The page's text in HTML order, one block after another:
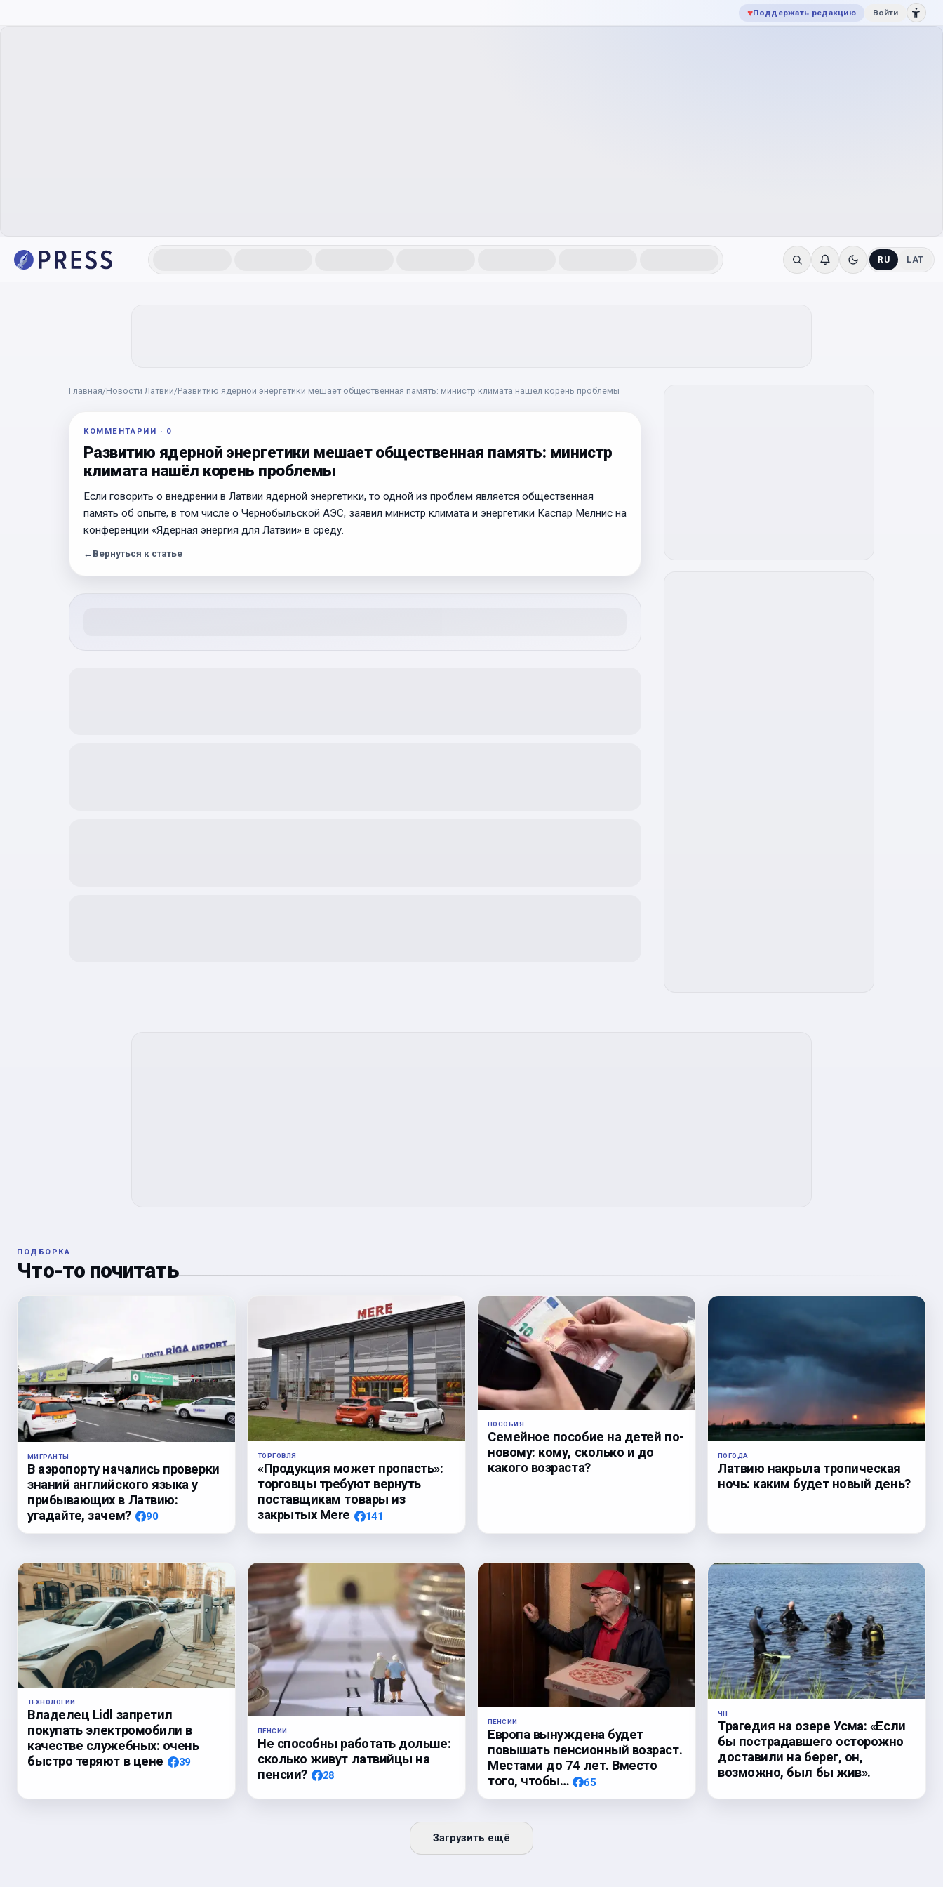
♥Поддержать редакцию Войти
RU LAT
Главная/Новости Латвии/Развитию ядерной энергетики мешает общественная память: министр климата нашёл корень проблемы
КОММЕНТАРИИ · 0
Развитию ядерной энергетики мешает общественная память: министр
климата нашёл корень проблемы
Если говорить о внедрении в Латвии ядерной энергетики, то одной из проблем является общественная
память об опыте, в том числе о Чернобыльской АЭС, заявил министр климата и энергетики Каспар Мелнис на
конференции «Ядерная энергия для Латвии» в среду.
← Вернуться к статье
ПОДБОРКА
Что-то почитать
МИГРАНТЫ
В аэропорту начались проверки
знаний английского языка у
прибывающих в Латвию:
угадайте, зачем?
90
ТОРГОВЛЯ
«Продукция может пропасть»:
торговцы требуют вернуть
поставщикам товары из
закрытых Mere
141
ПОСОБИЯ
Семейное пособие на детей по-
новому: кому, сколько и до
какого возраста?
ПОГОДА
Латвию накрыла тропическая
ночь: каким будет новый день?
ТЕХНОЛОГИИ
Владелец Lidl запретил
покупать электромобили в
качестве служебных: очень
быстро теряют в цене
39
ПЕНСИИ
Не способны работать дольше:
сколько живут латвийцы на
пенсии?
28
ПЕНСИИ
Европа вынуждена будет
повышать пенсионный возраст.
Местами до 74 лет. Вместо
того, чтобы…
65
ЧП
Трагедия на озере Усма: «Если
бы пострадавшего осторожно
доставили на берег, он,
возможно, был бы жив».
Загрузить ещё